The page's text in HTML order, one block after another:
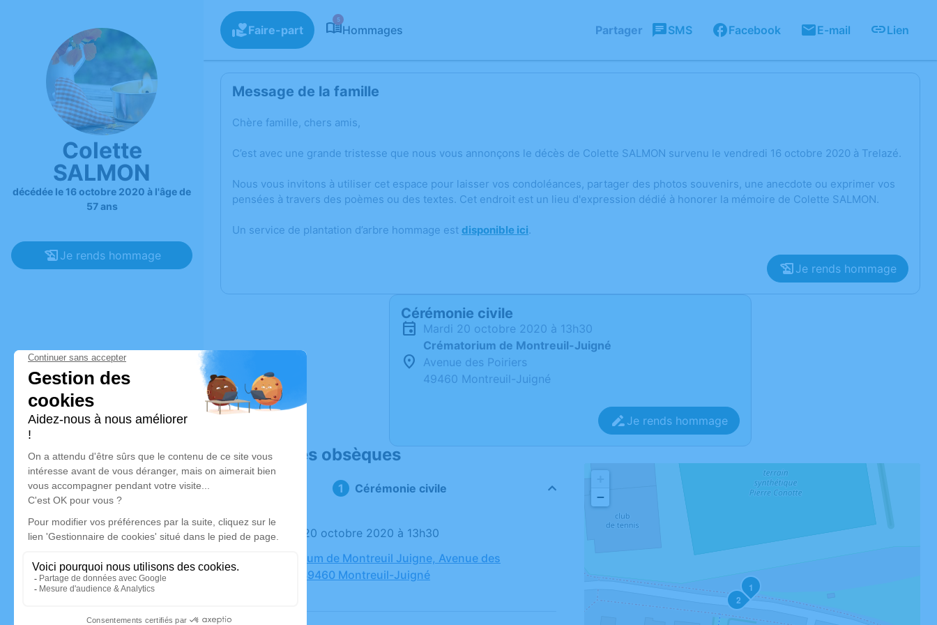
Colette
SALMON
décédée le 16 octobre 2020 à l'âge de
57 ans
Je rends hommage
Faire-part
5
Hommages Partager SMS Facebook E-mail Lien
Message de la famille
Chère famille, chers amis,
C’est avec une grande tristesse que nous vous annonçons le décès de Colette SALMON survenu le vendredi 16 octobre 2020 à Trelazé.
Nous vous invitons à utiliser cet espace pour laisser vos condoléances, partager des photos souvenirs, une anecdote ou exprimer vos
pensées à travers des poèmes ou des textes. Cet endroit est un lieu d'expression dédié à honorer la mémoire de Colette SALMON.
Un service de plantation d’arbre hommage est disponible ici.
Je rends hommage
Cérémonie civile
mardi 20 octobre 2020 à 13h30
Crématorium de Montreuil-Juigné
Avenue des Poiriers
49460 Montreuil-Juigné
Je rends hommage
Déroulé des obsèques
Cérémonie civile
Le mardi 20 octobre 2020 à 13h30
Crématorium de Montreuil Juigne, Avenue des
Poiriers, 49460 Montreuil-Juigné
1
2
−